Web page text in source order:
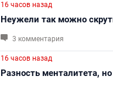
16 часов назад
Неужели так можно
3 комментария
16 часов назад
Разность менталитета,